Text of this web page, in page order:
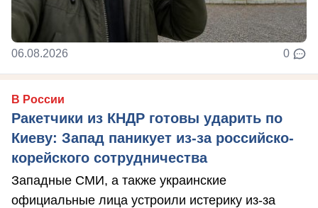
06.08.2026 0
В России
Ракетчики из КНДР готовы ударить по
Киеву: Запад паникует из-за российско-
корейского сотрудничества
Западные СМИ, а также украинские
официальные лица устроили истерику из-за